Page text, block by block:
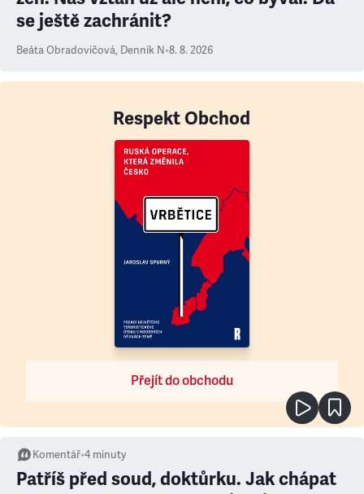
se ještě zachránit?
Beáta Obradovičová, Denník N•8. 8. 2026
Respekt Obchod
Přejít do obchodu
Komentář•4 minuty
Patříš před soud, doktůrku. Jak chápat